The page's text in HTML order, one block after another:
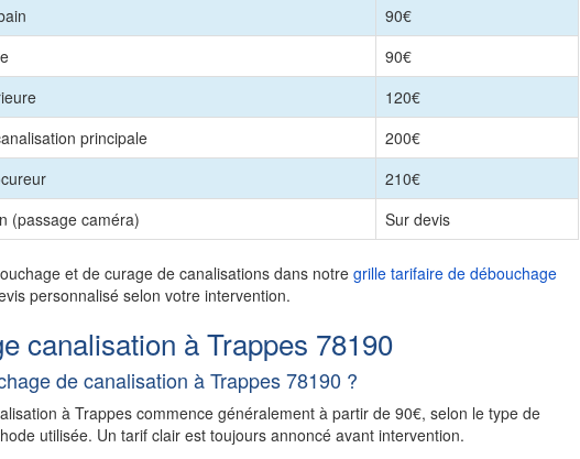
90€
90€
120€
principale
200€
210€
(passage caméra)
Sur devis
et de curage de canalisations dans notre grille tarifaire de débouchage
personnalisé selon votre intervention.
canalisation à Trappes 78190
de canalisation à Trappes 78190 ?
à Trappes commence généralement à partir de 90€, selon le type de
utilisée. Un tarif clair est toujours annoncé avant intervention.